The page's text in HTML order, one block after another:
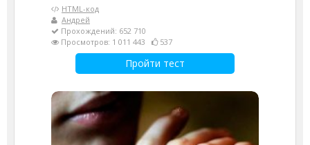
HTML-код
Андрей
Прохождений: 652 710
Просмотров: 1 011 443
537
Пройти тест